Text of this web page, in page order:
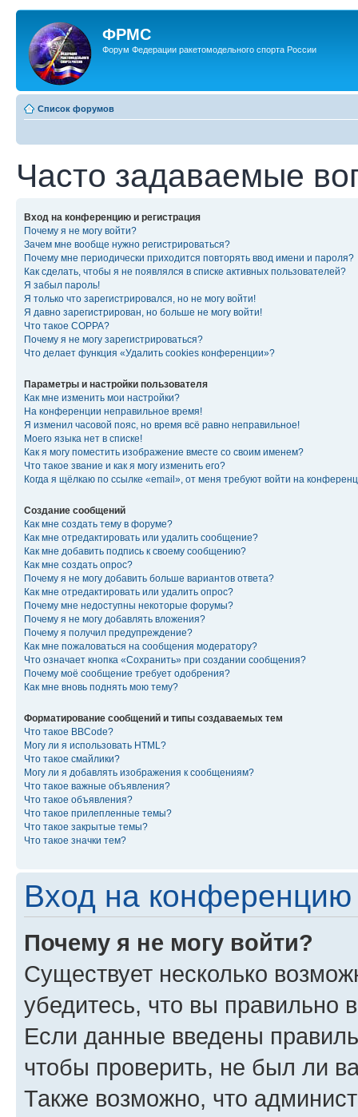
ФРМС
Форум Федерации ракетомодельного спорта России
Список форумов
Часто задаваемые
Вход на конференцию и регистрация
Почему я не могу войти?
Зачем мне вообще нужно регистрироваться?
Почему мне периодически приходится повторять ввод имени и пароля?
Как сделать, чтобы я не появлялся в списке активных пользователей?
Я забыл пароль!
Я только что зарегистрировался, но не могу войти!
Я давно зарегистрирован, но больше не могу войти!
Что такое COPPA?
Почему я не могу зарегистрироваться?
Что делает функция «Удалить cookies конференции»?
Параметры и настройки пользователя
Как мне изменить мои настройки?
На конференции неправильное время!
Я изменил часовой пояс, но время всё равно неправильное!
Моего языка нет в списке!
Как я могу поместить изображение вместе со своим именем?
Что такое звание и как я могу изменить его?
Когда я щёлкаю по ссылке «email», от меня требуют войти на
Создание сообщений
Как мне создать тему в форуме?
Как мне отредактировать или удалить сообщение?
Как мне добавить подпись к своему сообщению?
Как мне создать опрос?
Почему я не могу добавить больше вариантов ответа?
Как мне отредактировать или удалить опрос?
Почему мне недоступны некоторые форумы?
Почему я не могу добавлять вложения?
Почему я получил предупреждение?
Как мне пожаловаться на сообщения модератору?
Что означает кнопка «Сохранить» при создании сообщения?
Почему моё сообщение требует одобрения?
Как мне вновь поднять мою тему?
Форматирование сообщений и типы создаваемых тем
Что такое BBCode?
Могу ли я использовать HTML?
Что такое смайлики?
Могу ли я добавлять изображения к сообщениям?
Что такое важные объявления?
Что такое объявления?
Что такое прилепленные темы?
Что такое закрытые темы?
Что такое значки тем?
Вход на конференцию
Почему я не могу войти?
Существует несколько
убедитесь, что вы правильно
Если данные введены
чтобы проверить, не был ли
Также возможно, что